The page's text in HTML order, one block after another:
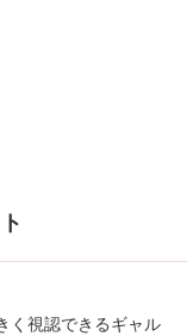
く視認できるギャル